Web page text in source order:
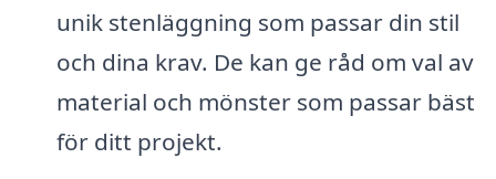
unik stenläggning som passar din stil
och dina krav. De kan ge råd om val av
material och mönster som passar bäst
för ditt projekt.